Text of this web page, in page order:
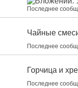
Последнее
Чайные
Последнее
Горчица и
Последнее